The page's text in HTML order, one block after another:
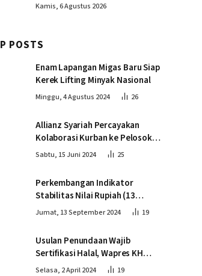
Kamis, 6 Agustus 2026
POSTS
Enam Lapangan Migas Baru Siap
Kerek Lifting Minyak Nasional
Minggu, 4 Agustus 2024 26
Allianz Syariah Percayakan
Kolaborasi Kurban ke Pelosok
Negeri bersama Dompet Dhuafa
Sabtu, 15 Juni 2024 25
Perkembangan Indikator
Stabilitas Nilai Rupiah (13
September 2024)
Jumat, 13 September 2024 19
Usulan Penundaan Wajib
Sertifikasi Halal, Wapres KH
Ma’ruf Amin: Proses Tetap
Selasa, 2 April 2024 19